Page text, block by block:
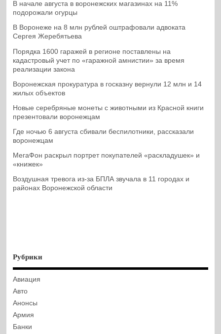
В начале августа в воронежских магазинах на 11%
подорожали огурцы
В Воронеже на 8 млн рублей оштрафовали адвоката
Сергея Жеребятьева
Порядка 1600 гаражей в регионе поставлены на
кадастровый учет по «гаражной амнистии» за время
реализации закона
Воронежская прокуратура в госказну вернули 12 млн и 14
жилых объектов
Новые серебряные монеты с животными из Красной книги
презентовали воронежцам
Где ночью 6 августа сбивали беспилотники, рассказали
воронежцам
МегаФон раскрыл портрет покупателей «раскладушек» и
«книжек»
Воздушная тревога из-за БПЛА звучала в 11 городах и
районах Воронежской области
Рубрики
Авиация
Авто
Анонсы
Армия
Банки